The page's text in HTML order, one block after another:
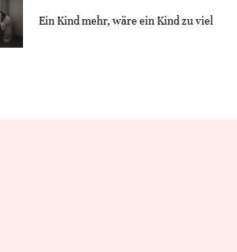
Ein Kind mehr, wäre ein Kind zu viel